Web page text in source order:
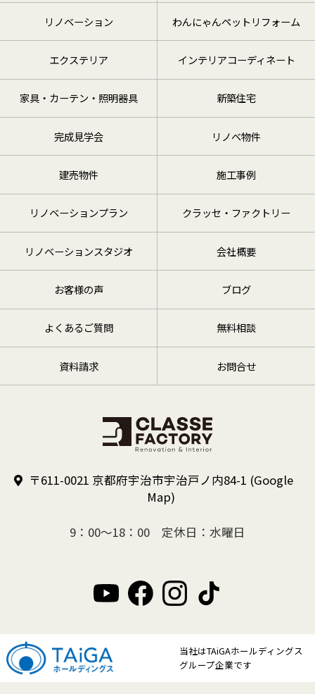
リノベーション わんにゃんペットリフォーム
エクステリア インテリアコーディネート
家具・カーテン・照明器具 新築住宅
完成見学会 リノベ物件
建売物件 施工事例
リノベーションプラン クラッセ・ファクトリー
リノベーションスタジオ 会社概要
お客様の声 ブログ
よくあるご質問 無料相談
資料請求 お問合せ
〒611-0021 京都府宇治市宇治戸ノ内84-1 (Google
Map)
9：00～18：00 定休日：水曜日
当社はTAiGAホールディングス
グループ企業です